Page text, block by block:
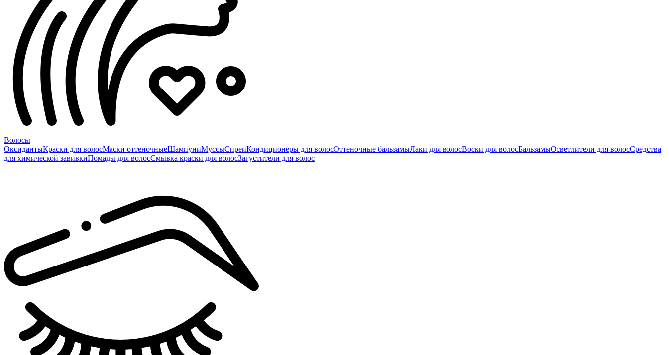
Волосы
ОксидантыКраски для волосМаски оттеночныеШампуниМуссыСпреиКондиционеры для волосОттеночные бальзамыЛаки для волосВоски для волосБальзамыОсветлители для волосСредства
для химической завивкиПомады для волосСмывка краски для волосЗагустители для волос